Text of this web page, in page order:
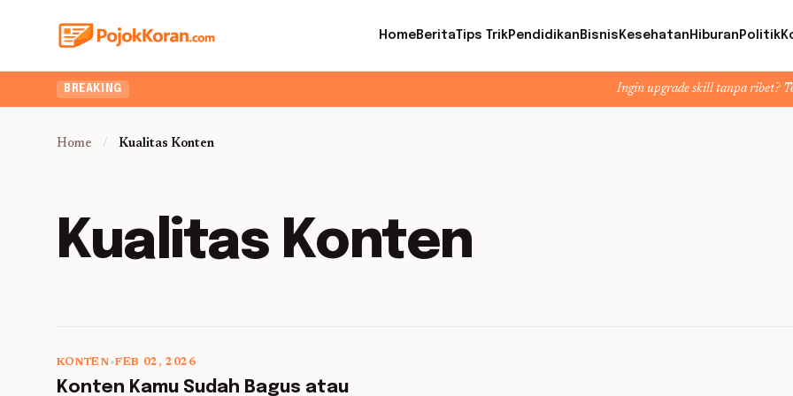
HomeBeritaTips TrikPendidikan Bisnis Kesehatan Hiburan Politik
BREAKING Ingin upgrade skill tanpa ribet? Temukan
Home / Kualitas Konten
Kualitas Konten
5 min read
KONTEN•FEB 02, 2026
Konten Kamu Sudah Bagus atau